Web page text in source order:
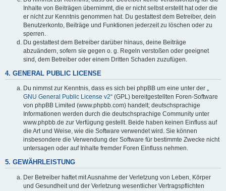
Inhalte von Beiträgen übernimmt, die er nicht selbst erstellt hat oder die
er nicht zur Kenntnis genommen hat. Du gestattest dem Betreiber, dein
Benutzerkonto, Beiträge und Funktionen jederzeit zu löschen oder zu
sperren.
Du gestattest dem Betreiber darüber hinaus, deine Beiträge
abzuändern, sofern sie gegen o. g. Regeln verstoßen oder geeignet
sind, dem Betreiber oder einem Dritten Schaden zuzufügen.
4. GENERAL PUBLIC LICENSE
Du nimmst zur Kenntnis, dass es sich bei phpBB um eine unter der „
GNU General Public License v2“ (GPL) bereitgestellten Foren-Software
von phpBB Limited (www.phpbb.com) handelt; deutschsprachige
Informationen werden durch die deutschsprachige Community unter
www.phpbb.de zur Verfügung gestellt. Beide haben keinen Einfluss auf
die Art und Weise, wie die Software verwendet wird. Sie können
insbesondere die Verwendung der Software für bestimmte Zwecke nicht
untersagen oder auf Inhalte fremder Foren Einfluss nehmen.
5. GEWÄHRLEISTUNG
Der Betreiber haftet mit Ausnahme der Verletzung von Leben, Körper
und Gesundheit und der Verletzung wesentlicher Vertragspflichten